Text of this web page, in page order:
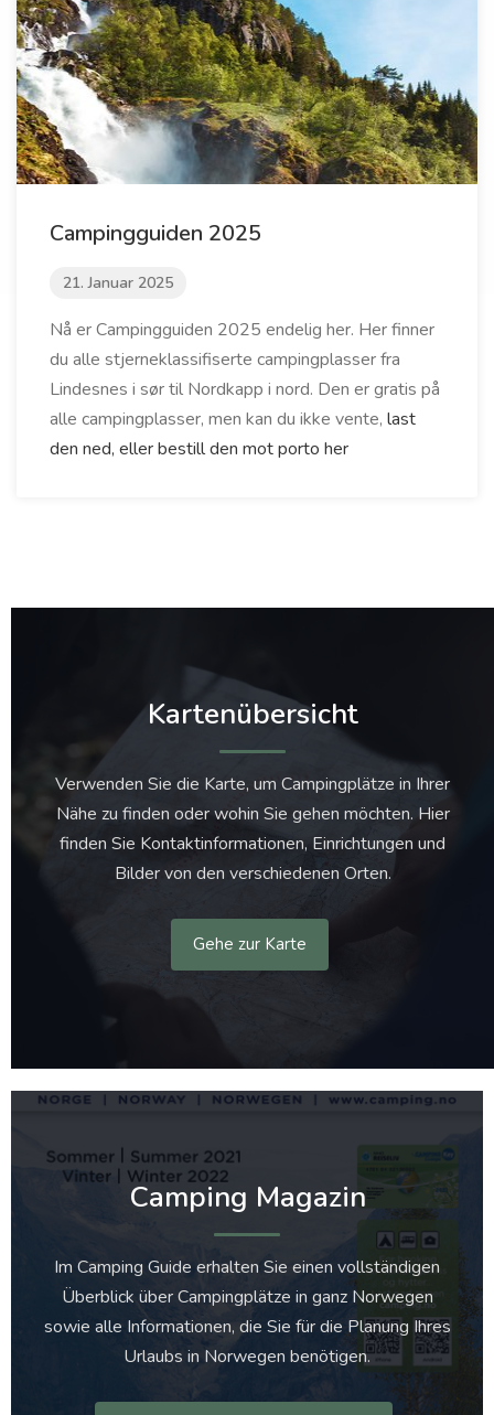
Campingguiden 2025
21. Januar 2025
Nå er Campingguiden 2025 endelig her. Her finner
du alle stjerneklassifiserte campingplasser fra
Lindesnes i sør til Nordkapp i nord. Den er gratis på
alle campingplasser, men kan du ikke vente, last
den ned, eller bestill den mot porto her
Kartenübersicht
Verwenden Sie die Karte, um Campingplätze in Ihrer
Nähe zu finden oder wohin Sie gehen möchten. Hier
finden Sie Kontaktinformationen, Einrichtungen und
Bilder von den verschiedenen Orten.
Gehe zur Karte
Camping Magazin
Im Camping Guide erhalten Sie einen vollständigen
Überblick über Campingplätze in ganz Norwegen
sowie alle Informationen, die Sie für die Planung Ihres
Urlaubs in Norwegen benötigen.